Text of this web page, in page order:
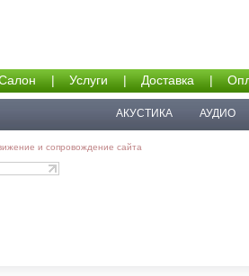
| Услуги | Доставка |
АКУСТИКА АУДИО
и сопровождение сайта